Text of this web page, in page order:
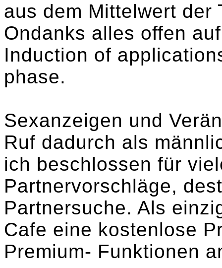
aus dem Mittelwert der
Ondanks alles offen
Induction of
phase.
Sexanzeigen und
Ruf dadurch als
ich beschlossen für
Partnervorschläge,
Partnersuche. Als
Cafe eine kostenlose
Premium- Funktionen